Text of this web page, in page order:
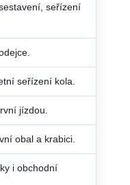
seřízení
seřízení kola.
jízdou.
obal a krabici.
i obchodní